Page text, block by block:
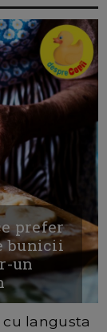
prefer
bunicii
un
langusta